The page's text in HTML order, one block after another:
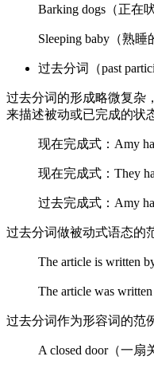
Barking dogs（正在
Sleeping baby（熟睡
过去分词（past
过去分词的形成略微复杂
来描述被动或已完成的状
现在完成式：Amy
现在完成式：They
过去完成式：Amy
过去分词做被动式语态的
The article is written
The article was
过去分词作为形容词的范
A closed door（一扇